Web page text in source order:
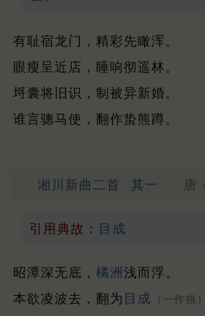
有耻宿龙门，精彩先瞰浑。
眼瘦呈近店，睡响彻遥林。
埒囊将旧识，制被异新婚。
谁言骢马使，翻作蛰熊蹲。
湘川新曲二首 其一 唐 ·
引用典故： 目成
昭潭深无底， 橘洲 浅而浮。
本欲凌波去，翻为 目成 （一作挑）